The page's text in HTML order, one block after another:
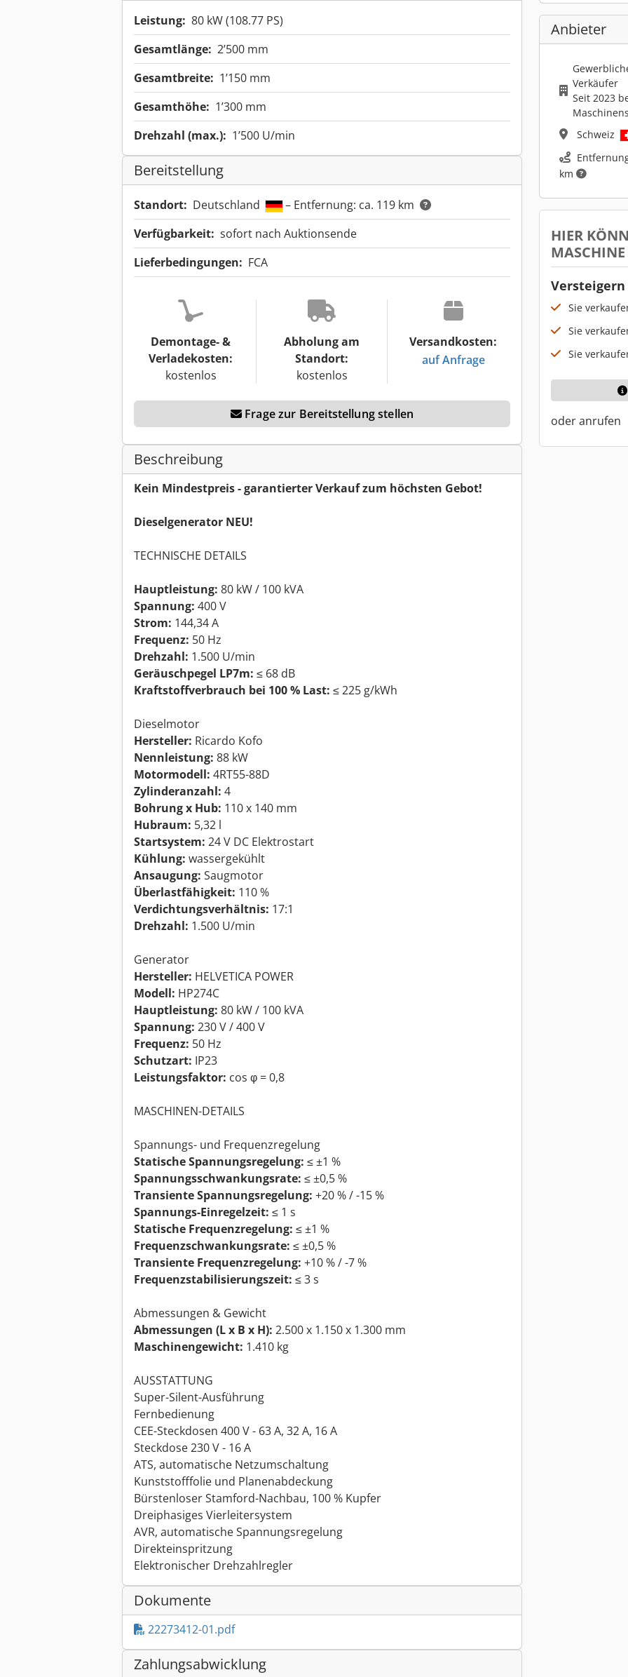
Leistung: 80 kW (108.77 PS)
Gesamtlänge: 2’500 mm
Gesamtbreite: 1’150 mm
Gesamthöhe: 1’300 mm
Drehzahl (max.): 1’500 U/min
Bereitstellung
Standort: Deutschland
– Entfernung: ca. 119 km
Verfügbarkeit: sofort nach Auktionsende
Lieferbedingungen: FCA
Demontage- &
Verladekosten:
kostenlos
Abholung am
Standort:
kostenlos
Versandkosten:
auf Anfrage
Frage zur Bereitstellung stellen
Beschreibung
Kein Mindestpreis - garantierter Verkauf zum höchsten Gebot!
Dieselgenerator NEU!
TECHNISCHE DETAILS
Hauptleistung: 80 kW / 100 kVA
Spannung: 400 V
Strom: 144,34 A
Frequenz: 50 Hz
Drehzahl: 1.500 U/min
Geräuschpegel LP7m: ≤ 68 dB
Kraftstoffverbrauch bei 100 % Last: ≤ 225 g/kWh
Dieselmotor
Hersteller: Ricardo Kofo
Nennleistung: 88 kW
Motormodell: 4RT55-88D
Zylinderanzahl: 4
Bohrung x Hub: 110 x 140 mm
Hubraum: 5,32 l
Startsystem: 24 V DC Elektrostart
Kühlung: wassergekühlt
Ansaugung: Saugmotor
Überlastfähigkeit: 110 %
Verdichtungsverhältnis: 17:1
Drehzahl: 1.500 U/min
Generator
Hersteller: HELVETICA POWER
Modell: HP274C
Hauptleistung: 80 kW / 100 kVA
Spannung: 230 V / 400 V
Frequenz: 50 Hz
Schutzart: IP23
Leistungsfaktor: cos φ = 0,8
MASCHINEN-DETAILS
Spannungs- und Frequenzregelung
Statische Spannungsregelung: ≤ ±1 %
Spannungsschwankungsrate: ≤ ±0,5 %
Transiente Spannungsregelung: +20 % / -15 %
Spannungs-Einregelzeit: ≤ 1 s
Statische Frequenzregelung: ≤ ±1 %
Frequenzschwankungsrate: ≤ ±0,5 %
Transiente Frequenzregelung: +10 % / -7 %
Frequenzstabilisierungszeit: ≤ 3 s
Abmessungen & Gewicht
Abmessungen (L x B x H): 2.500 x 1.150 x 1.300 mm
Maschinengewicht: 1.410 kg
AUSSTATTUNG
Super-Silent-Ausführung
Fernbedienung
CEE-Steckdosen 400 V - 63 A, 32 A, 16 A
Steckdose 230 V - 16 A
ATS, automatische Netzumschaltung
Kunststofffolie und Planenabdeckung
Bürstenloser Stamford-Nachbau, 100 % Kupfer
Dreiphasiges Vierleitersystem
AVR, automatische Spannungsregelung
Direkteinspritzung
Elektronischer Drehzahlregler
Dokumente
22273412-01.pdf
Zahlungsabwicklung
Anbieter
Verkäufer
Seit 2023
Schweiz
km
HIER
MASCHINE
Sie
Sie
Sie
oder anrufen